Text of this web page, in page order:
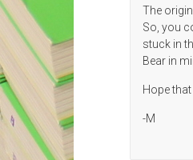
The
So, you
stuck in
Bear in
Hope that
-M